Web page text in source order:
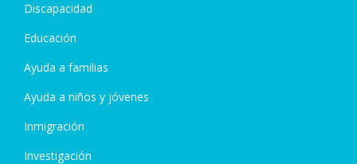
Discapacidad
Educación
Ayuda a familias
Ayuda a niños y jóvenes
Inmigración
Investigación